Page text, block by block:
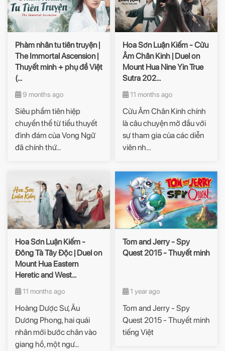
Phàm nhân tu tiên truyện |
The Immortal Ascension |
Thuyết minh + phụ đề Việt
(...
9 months ago
Siêu phẩm tiên hiệp
chuyển thể từ tiểu thuyết
đình đám của Vong Ngữ
đã chính thứ...
Hoa Sơn Luận Kiếm - Cửu
Âm Chân Kinh | Duel on
Mount Hua Nine Yin True
Sutra 202...
11 months ago
Cửu Âm Chân Kinh chính
là câu chuyện mở đầu với
sự tham gia của các diễn
viên nh...
Hoa Sơn Luận Kiếm -
Đông Tà Tây Độc | Duel on
Mount Hua Eastern
Heretic and West...
11 months ago
Hoàng Dược Sư, Âu
Dương Phong, hai quái
nhân mới bước chân vào
giang hồ, một ngư...
Tom and Jerry - Spy
Quest 2015 - Thuyết minh
1 year ago
Tom and Jerry - Spy
Quest 2015 - Thuyết minh
tiếng Việt